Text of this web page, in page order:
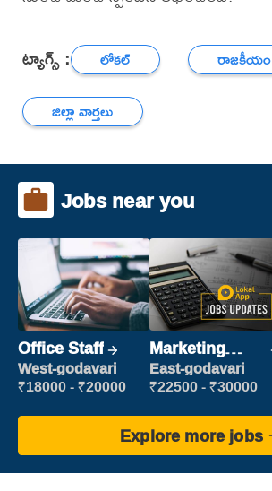
ట్యాగ్స్ : లోకల్
రాజకీయం
జిల్లా వార్తలు
Jobs near you
Office Staff
West-godavari
₹18000 - ₹20000
Marketing
Executive
East-godavari
₹22500 - ₹30000
Explore more jobs